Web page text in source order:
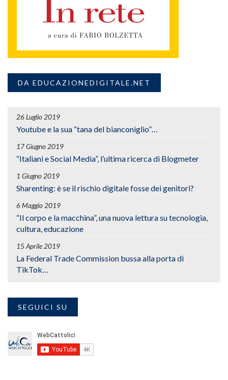
DA EDUCAZIONEDIGITALE.NET
26 Luglio 2019
Youtube e la sua “tana del bianconiglio”…
17 Giugno 2019
“Italiani e Social Media”, l’ultima ricerca di Blogmeter
1 Giugno 2019
Sharenting: è se il rischio digitale fosse dei genitori?
6 Maggio 2019
“Il corpo e la macchina”, una nuova lettura su tecnologia,
cultura, educazione
15 Aprile 2019
La Federal Trade Commission bussa alla porta di
TikTok…
SEGUICI SU